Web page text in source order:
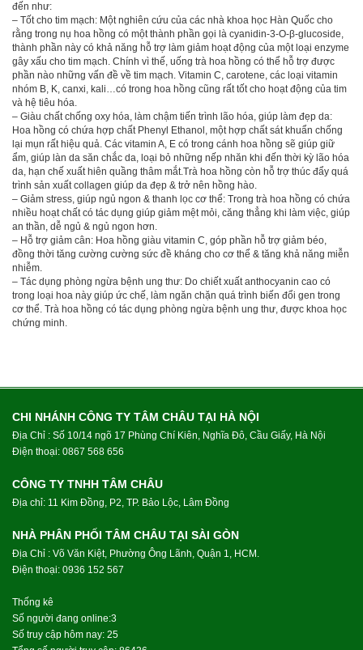
đến như:
– Tốt cho tim mạch: Một nghiên cứu của các nhà khoa học Hàn Quốc cho
rằng trong nụ hoa hồng có một thành phần gọi là cyanidin-3-O-β-glucoside,
thành phần này có khả năng hỗ trợ làm giảm hoạt động của một loại enzyme
gây xấu cho tim mạch. Chính vì thế, uống trà hoa hồng có thể hỗ trợ được
phần nào những vấn đề về tim mạch. Vitamin C, carotene, các loại vitamin
nhóm B, K, canxi, kali…có trong hoa hồng cũng rất tốt cho hoạt động của tim
và hệ tiêu hóa.
– Giàu chất chống oxy hóa, làm chậm tiến trình lão hóa, giúp làm đẹp da:
Hoa hồng có chứa hợp chất Phenyl Ethanol, một hợp chất sát khuẩn chống
lại mụn rất hiệu quả. Các vitamin A, E có trong cánh hoa hồng sẽ giúp giữ
ẩm, giúp làn da săn chắc da, loại bỏ những nếp nhăn khi đến thời kỳ lão hóa
da, hạn chế xuất hiên quầng thâm mắt.Trà hoa hồng còn hỗ trợ thúc đẩy quá
trình sản xuất collagen giúp da đẹp & trở nên hồng hào.
– Giảm stress, giúp ngủ ngon & thanh lọc cơ thể: Trong trà hoa hồng có chứa
nhiều hoạt chất có tác dụng giúp giảm mệt mỏi, căng thẳng khi làm việc, giúp
an thần, dễ ngủ & ngủ ngon hơn.
– Hỗ trợ giảm cân: Hoa hồng giàu vitamin C, góp phần hỗ trợ giảm béo,
đồng thời tăng cường cường sức đề kháng cho cơ thể & tăng khả năng miễn
nhiễm.
– Tác dụng phòng ngừa bệnh ung thư: Do chiết xuất anthocyanin cao có
trong loại hoa này giúp ức chế, làm ngăn chặn quá trình biến đổi gen trong
cơ thể. Trà hoa hồng có tác dụng phòng ngừa bệnh ung thư, được khoa học
chứng minh.
CHI NHÁNH CÔNG TY TÂM CHÂU TẠI HÀ NỘI
Địa Chỉ : Số 10/14 ngõ 17 Phùng Chí Kiên, Nghĩa Đô, Cầu Giấy, Hà Nội
Điện thoại: 0867 568 656
CÔNG TY TNHH TÂM CHÂU
Địa chỉ: 11 Kim Đồng, P2, TP. Bảo Lộc, Lâm Đồng
NHÀ PHÂN PHỐI TÂM CHÂU TẠI SÀI GÒN
Địa Chỉ : Võ Văn Kiệt, Phường Ông Lãnh, Quận 1, HCM.
Điện thoại: 0936 152 567
Thống kê
Số người đang online:3
Số truy cập hôm nay: 25